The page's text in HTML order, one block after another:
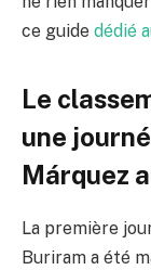
ce guide dédié
Le
une
Márquez
La première
Buriram a été